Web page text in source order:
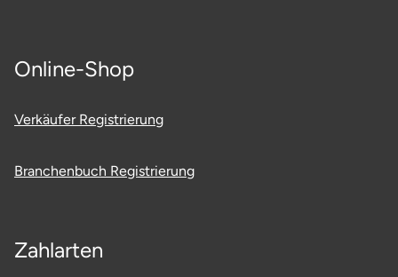
Online-Shop
Verkäufer Registrierung
Branchenbuch Registrierung
Zahlarten
Nürnberg
Oberhavel
Odenwald
Oldenburg